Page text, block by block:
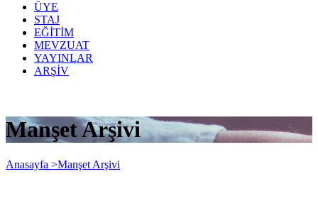
ÜYE
STAJ
EĞİTİM
MEVZUAT
YAYINLAR
ARŞİV
Manşet Arşivi
Anasayfa >Manşet Arşivi